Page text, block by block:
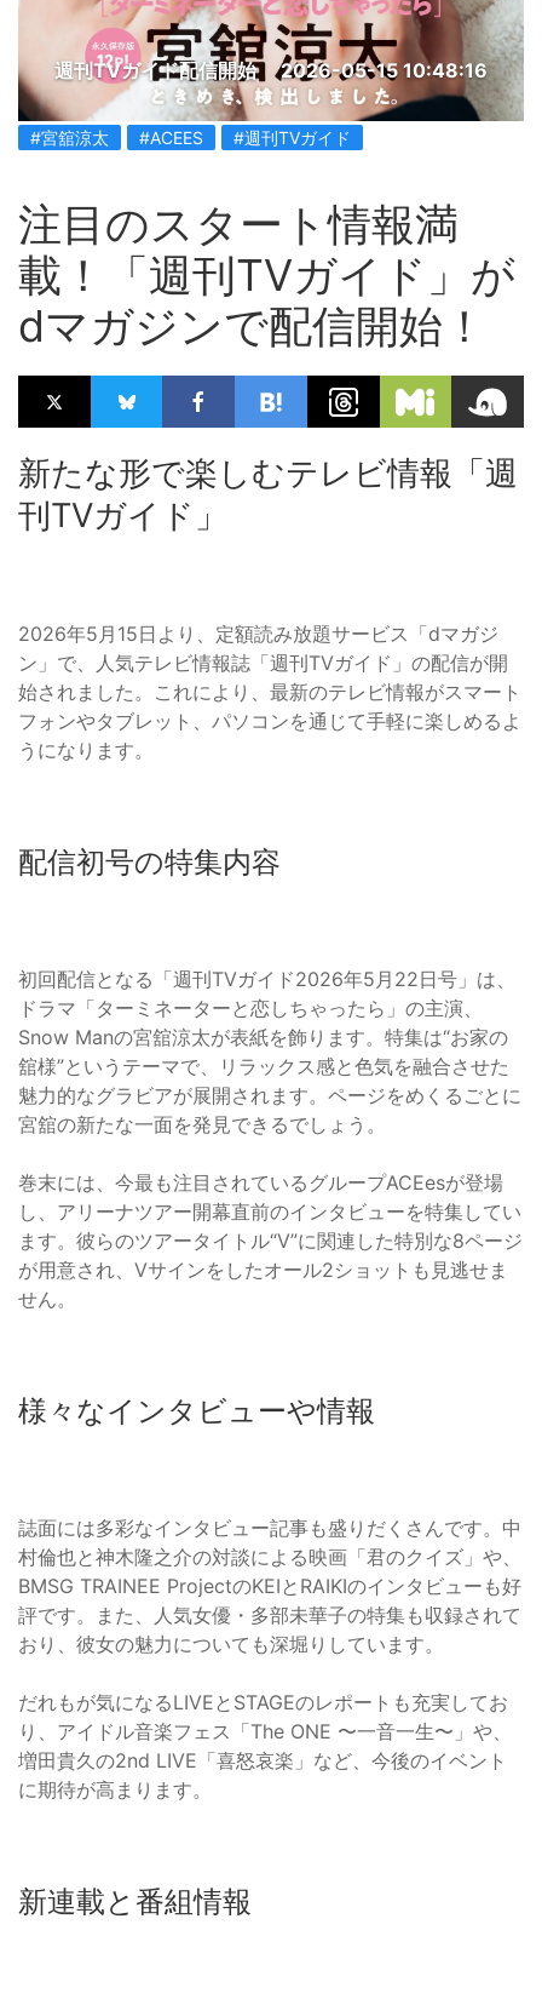
週刊TVガイド配信開始 2026-05-15 10:48:16
#宮舘涼太 #ACEES #週刊TVガイド
注目のスタート情報満
載！「週刊TVガイド」が
dマガジンで配信開始！
新たな形で楽しむテレビ情報「週
刊TVガイド」
2026年5月15日より、定額読み放題サービス「dマガジ
ン」で、人気テレビ情報誌「週刊TVガイド」の配信が開
始されました。これにより、最新のテレビ情報がスマート
フォンやタブレット、パソコンを通じて手軽に楽しめるよ
うになります。
配信初号の特集内容
初回配信となる「週刊TVガイド2026年5月22日号」は、
ドラマ「ターミネーターと恋しちゃったら」の主演、
Snow Manの宮舘涼太が表紙を飾ります。特集は“お家の
舘様”というテーマで、リラックス感と色気を融合させた
魅力的なグラビアが展開されます。ページをめくるごとに
宮舘の新たな一面を発見できるでしょう。
巻末には、今最も注目されているグループACEesが登場
し、アリーナツアー開幕直前のインタビューを特集してい
ます。彼らのツアータイトル“V”に関連した特別な8ページ
が用意され、Vサインをしたオール2ショットも見逃せま
せん。
様々なインタビューや情報
誌面には多彩なインタビュー記事も盛りだくさんです。中
村倫也と神木隆之介の対談による映画「君のクイズ」や、
BMSG TRAINEE ProjectのKEIとRAIKIのインタビューも好
評です。また、人気女優・多部未華子の特集も収録されて
おり、彼女の魅力についても深堀りしています。
だれもが気になるLIVEとSTAGEのレポートも充実してお
り、アイドル音楽フェス「The ONE 〜一音一生〜」や、
増田貴久の2nd LIVE「喜怒哀楽」など、今後のイベント
に期待が高まります。
新連載と番組情報